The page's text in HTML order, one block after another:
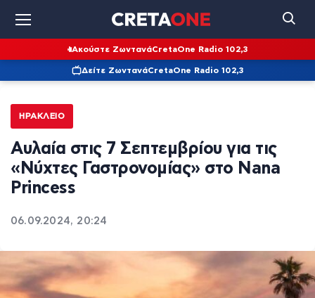
Ακούστε ΖωντανάCretaOne Radio 102,3
Δείτε ΖωντανάCretaOne Radio 102,3
ΗΡΆΚΛΕΙΟ
Αυλαία στις 7 Σεπτεμβρίου για τις
«Νύχτες Γαστρονομίας» στο Nana
Princess
06.09.2024, 20:24